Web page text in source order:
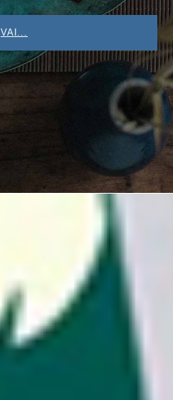
VAI...